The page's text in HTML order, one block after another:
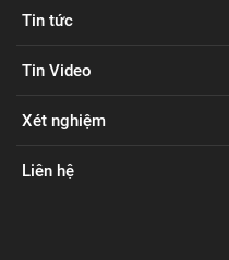
Tin tức
Tin Video
Xét nghiệm
Liên hệ